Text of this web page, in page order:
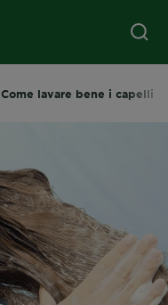
Come lavare bene i capelli